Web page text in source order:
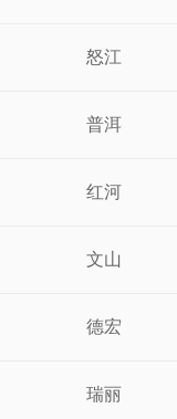
怒江
普洱
红河
文山
德宏
瑞丽